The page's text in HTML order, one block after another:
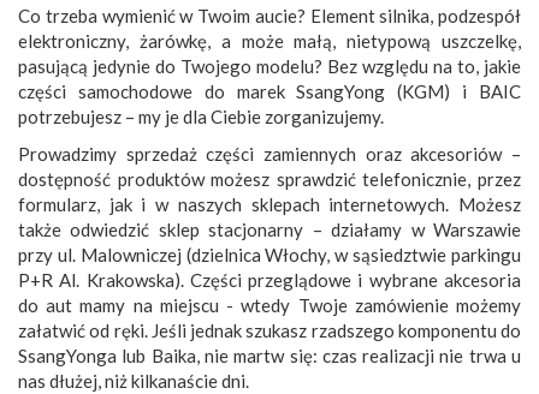
Co trzeba wymienić w Twoim aucie? Element silnika, podzespół
elektroniczny, żarówkę, a może małą, nietypową uszczelkę,
pasującą jedynie do Twojego modelu? Bez względu na to, jakie
części samochodowe do marek SsangYong (KGM) i BAIC
potrzebujesz – my je dla Ciebie zorganizujemy.
Prowadzimy sprzedaż części zamiennych oraz akcesoriów –
dostępność produktów możesz sprawdzić telefonicznie, przez
formularz, jak i w naszych sklepach internetowych. Możesz
także odwiedzić sklep stacjonarny – działamy w Warszawie
przy ul. Malowniczej (dzielnica Włochy, w sąsiedztwie parkingu
P+R Al. Krakowska). Części przeglądowe i wybrane akcesoria
do aut mamy na miejscu - wtedy Twoje zamówienie możemy
załatwić od ręki. Jeśli jednak szukasz rzadszego komponentu do
SsangYonga lub Baika, nie martw się: czas realizacji nie trwa u
nas dłużej, niż kilkanaście dni.